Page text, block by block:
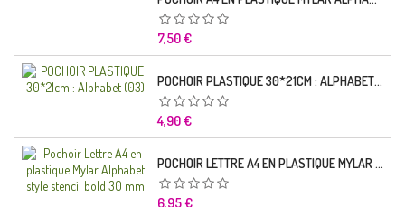
Prix
7,50 €
POCHOIR PLASTIQUE 30*21CM : ALPHABET (03)
Prix
4,90 €
POCHOIR LETTRE A4 EN PLASTIQUE MYLAR ALPHABET STYLE STENCIL BOLD 30 MM
Prix
6,95 €